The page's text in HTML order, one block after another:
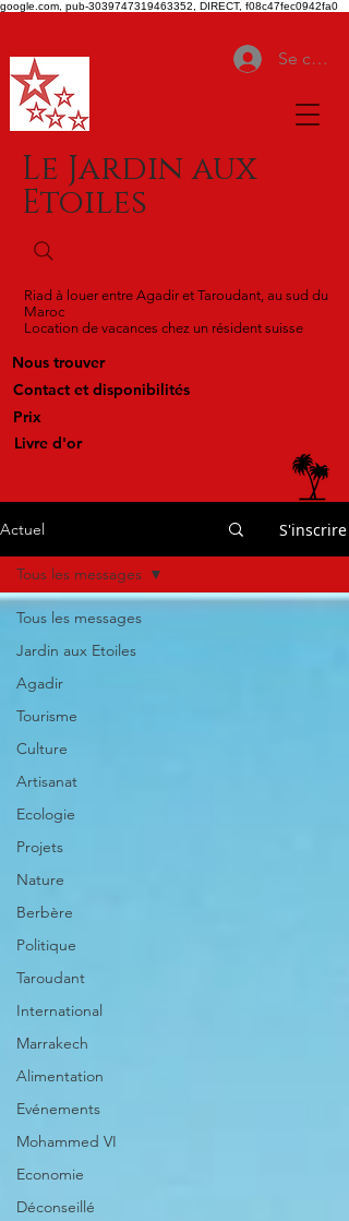
google.com, pub-3039747319463352, DIRECT, f08c47fec0942fa0
Se
Le Jardin aux
Etoiles
Riad à louer entre Agadir et Taroudant, au sud du
Maroc
Location de vacances chez un résident suisse
Nous trouver
Contact et disponibilités
Prix
Livre d'or
Actuel S'inscrire
Tous les messages
Jardin aux Etoiles
Agadir
Tourisme
Culture
Artisanat
Ecologie
Projets
Nature
Berbère
Politique
Taroudant
International
Marrakech
Alimentation
Evénements
Mohammed VI
Economie
Déconseillé
Tous les messages